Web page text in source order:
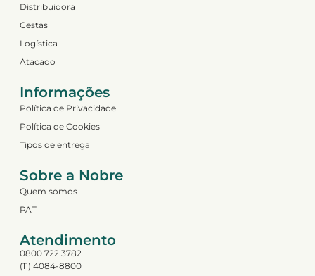
Distribuidora
Cestas
Logística
Atacado
Informações
Política de Privacidade
Política de Cookies
Tipos de entrega
Sobre a Nobre
Quem somos
PAT
Atendimento
0800 722 3782
(11) 4084-8800